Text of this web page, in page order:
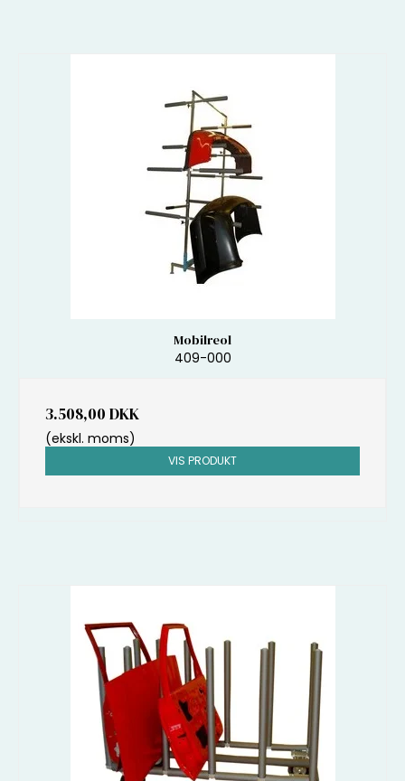
Mobilreol
409-000
3.508,00 DKK
(ekskl. moms)
VIS PRODUKT